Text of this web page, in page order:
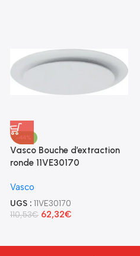
-44%
Vasco Bouche d’extraction
ronde 11VE30170
Vasco
UGS : 11VE30170
110,53€ 62,32€